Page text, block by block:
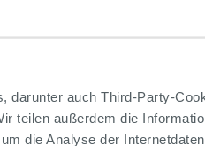
darunter auch Third-Party-
teilen außerdem die
die Analyse der